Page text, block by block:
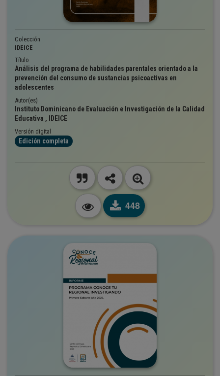
Colección
IDEICE
Título
Análisis del programa de habilidades parentales orientado a la
prevención del consumo de sustancias psicoactivas en
adolescentes
Autor(es)
Instituto Dominicano de Evaluación e Investigación de la Calidad
Educativa , IDEICE
Versión digital
Edición completa
448